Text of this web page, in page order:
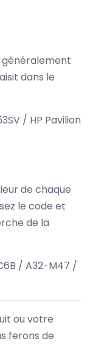
dans le
/ HP Pavilion
de chaque
le code et
de la
/ A32-M47 /
ou votre
ferons de